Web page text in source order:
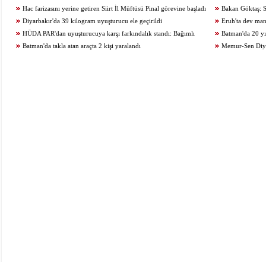
zamanda üreten
Hac farizasını yerine getiren Siirt İl Müftüsü Pinal görevine başladı
Bakan Göktaş:
geçiriyoruz
Diyarbakır'da 39 kilogram uyuşturucu ele geçirildi
Eruh'ta dev
HÜDA PAR'dan uyuşturucuya karşı farkındalık standı: Bağımlı
olma, hür ol
Batman'da 20
Batman'da takla atan araçta 2 kişi yaralandı
Memur-Sen